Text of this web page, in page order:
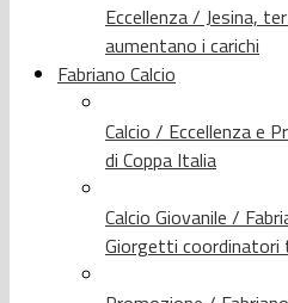
Eccellenza / Jesina,
aumentano i carichi
Fabriano Calcio
Calcio / Eccellenza e
di Coppa Italia
Calcio Giovanile /
Giorgetti coordinatori